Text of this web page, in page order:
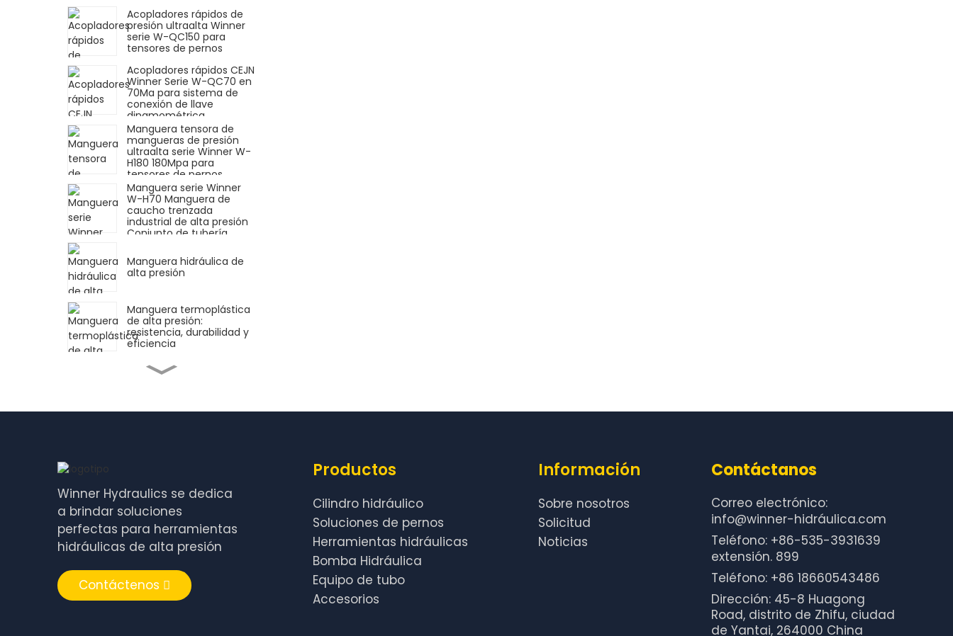
Acopladores rápidos de
presión ultraalta Winner
serie W-QC150 para
tensores de pernos
Acopladores rápidos CEJN
Winner Serie W-QC70 en
70Ma para sistema de
conexión de llave
dinamométrica
Manguera tensora de
mangueras de presión
ultraalta serie Winner W-
H180 180Mpa para
tensores de pernos
Manguera serie Winner
W-H70 Manguera de
caucho trenzada
industrial de alta presión
Conjunto de tubería
flexible para llave
dinamométrica hidráulica
Manguera hidráulica de
alta presión
Manguera termoplástica
de alta presión:
resistencia, durabilidad y
eficiencia
Válvula de cierre
hidráulica Accesorio de
Válvula de mariposa de
repuesto hidráulica
Accesorio de bomba
hidráulica de
acoplamiento rápido de
alta presión
Winner Hydraulics se dedica
a brindar soluciones
perfectas para herramientas
hidráulicas de alta presión
Contáctenos
Productos
Cilindro hidráulico
Soluciones de pernos
Herramientas hidráulicas
Bomba Hidráulica
Equipo de tubo
Accesorios
Información
Sobre nosotros
Solicitud
Noticias
Contáctanos
Correo electrónico:
info@winner-hidráulica.com
Teléfono: +86-535-3931639
extensión. 899
Teléfono: +86 18660543486
Dirección: 45-8 Huagong
Road, distrito de Zhifu, ciudad
de Yantai, 264000 China